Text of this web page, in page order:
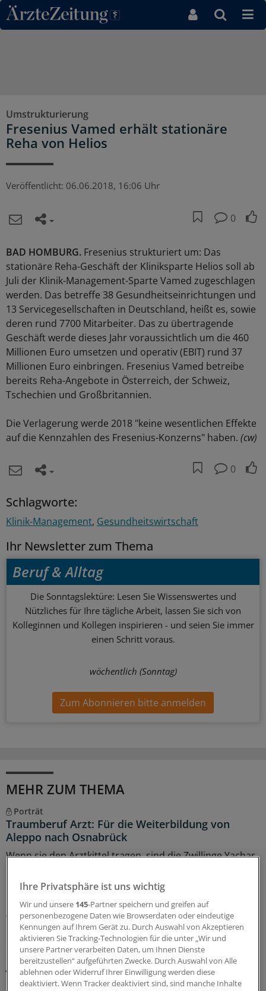
Direkt zum Inhaltsbereich
Umstrukturierung
Fresenius Vamed erhält stationäre
Reha von Helios
Veröffentlicht: 06.06.2018, 16:06 Uhr
0
BAD HOMBURG. Fresenius strukturiert um: Das
stationäre Reha-Geschäft der Kliniksparte Helios soll ab
Juli der Klinik-Management-Sparte Vamed zugeschlagen
werden. Das betreffe 38 Gesundheitseinrichtungen und
13 Servicegesellschaften in Deutschland, heißt es, sowie
deren rund 7700 Mitarbeiter. Das zu übertragende
Geschäft werde dieses Jahr voraussichtlich um die 460
Millionen Euro umsetzen und operativ (EBIT) rund 37
Millionen Euro einbringen. Fresenius Vamed betreibe
bereits Reha-Angebote in Österreich, der Schweiz,
Tschechien und Großbritannien.
Die Verlagerung werde 2018 "keine wesentlichen Effekte
auf die Kennzahlen des Fresenius-Konzerns" haben. (cw)
0
Schlagworte:
Klinik-Management Gesundheitswirtschaft
Ihr Newsletter zum Thema
Beruf & Alltag
Die Sonntagslektüre: Lesen Sie Wissenswertes und
Nützliches für Ihre tägliche Arbeit, lassen Sie sich von
Kolleginnen und Kollegen inspirieren - und seien Sie immer
einen Schritt voraus.
wöchentlich (Sonntag)
Zum Abonnieren bitte anmelden
MEHR ZUM THEMA
Porträt
Traumberuf Arzt: Für die Weiterbildung von
Aleppo nach Osnabrück
Wenn sie den Arztkittel tragen, sind die Zwillinge Yachar
Deshalb versorgen sie Patienten nur im Doppelpack.
Doch das ist längst nicht ihre einzige Herausforderung.
08.08.2026
Glosse
Ärztlicher Hitzehass
Es gibt viele Gründe, den Sommer toll zu finden – für
Ihre Privatsphäre ist uns wichtig
Wir und unsere 145-Partner speichern und greifen auf
personenbezogene Daten wie Browserdaten oder eindeutige
Kennungen auf Ihrem Gerät zu. Durch Auswahl von Akzeptieren
aktivieren Sie Tracking-Technologien für die unter „Wir und
unsere Partner verarbeiten Daten, um Ihnen Dienste
bereitzustellen“ aufgeführten Zwecke. Durch Auswahl von Alle
ablehnen oder Widerruf Ihrer Einwilligung werden diese
deaktiviert. Wenn Tracker deaktiviert sind, sind manche Inhalte